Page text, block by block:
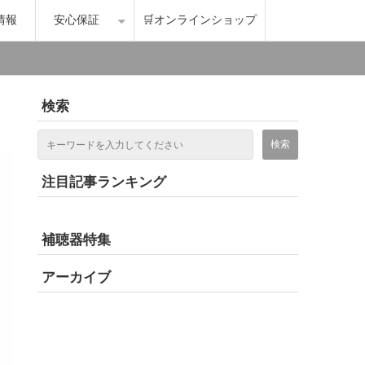
報 安心保証 🛒オンラインショップ
検索
注目記事ランキング
補聴器特集
アーカイブ